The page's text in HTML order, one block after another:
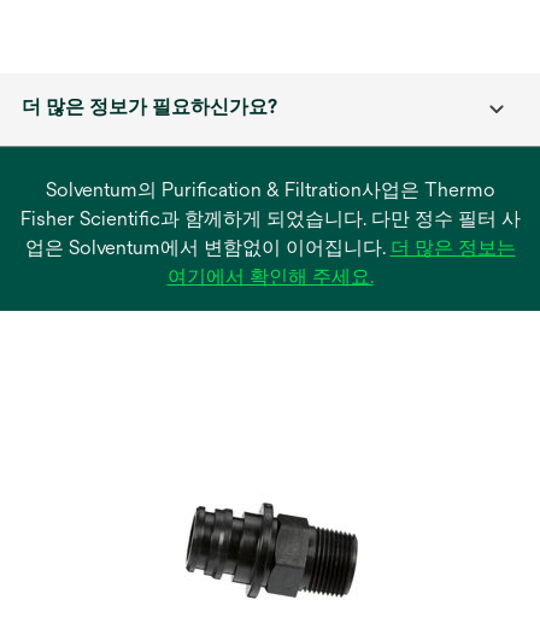
더 많은 정보가 필요하신가요?
Solventum의 Purification & Filtration사업은 Thermo
Fisher Scientific과 함께하게 되었습니다. 다만 정수 필터 사
업은 Solventum에서 변함없이 이어집니다. 더 많은 정보는
여기에서 확인해 주세요.새